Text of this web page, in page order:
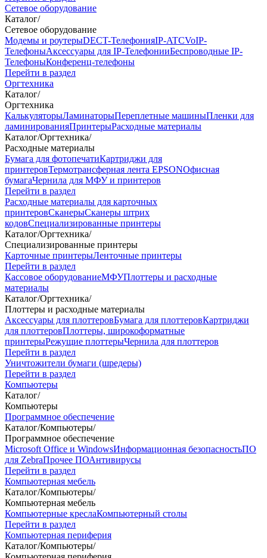
Сетевое оборудование
Каталог/
Сетевое оборудование
Модемы и роутерыDECT-ТелефонияIP-ATCVoIP-
ТелефоныАксессуары для IP-ТелефонииБеспроводные IP-
ТелефоныКонференц-телефоны
Перейти в раздел
Оргтехника
Каталог/
Оргтехника
КалькуляторыЛаминаторыПереплетные машиныПленки для
ламинированияПринтерыРасходные материалы
Каталог/Оргтехника/
Расходные материалы
Бумага для фотопечатиКартриджи для
принтеровТермотрансферная лента EPSONОфисная
бумагаЧернила для МФУ и принтеров
Перейти в раздел
Расходные материалы для карточных
принтеровСканерыСканеры штрих
кодовСпециализированные принтеры
Каталог/Оргтехника/
Специализированные принтеры
Карточные принтерыЛенточные принтеры
Перейти в раздел
Кассовое оборудованиеМФУПлоттеры и расходные
материалы
Каталог/Оргтехника/
Плоттеры и расходные материалы
Аксессуары для плоттеровБумага для плоттеровКартриджи
для плоттеровПлоттеры, широкоформатные
принтерыРежущие плоттерыЧернила для плоттеров
Перейти в раздел
Уничтожители бумаги (шредеры)
Перейти в раздел
Компьютеры
Каталог/
Компьютеры
Программное обеспечение
Каталог/Компьютеры/
Программное обеспечение
Microsoft Office и WindowsИнформационная безопасностьПО
для ZebraПрочее ПОАнтивирусы
Перейти в раздел
Компьютерная мебель
Каталог/Компьютеры/
Компьютерная мебель
Компьютерные креслаКомпьютерный столы
Перейти в раздел
Компьютерная периферия
Каталог/Компьютеры/